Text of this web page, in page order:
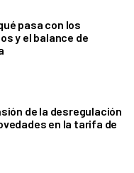
pasa con los
y el balance de
de la desregulación
en la tarifa de